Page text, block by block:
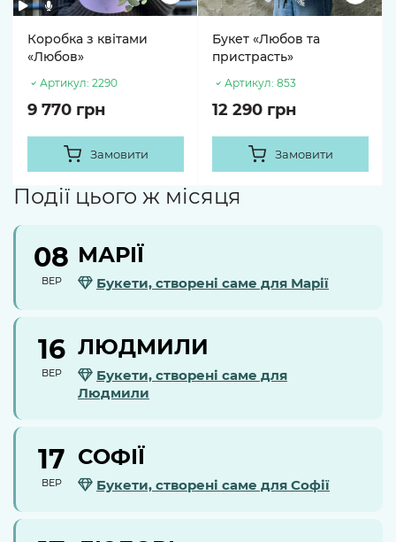
Коробка з квітами
«Любов»
Артикул: 2290
9 770 грн
Замовити
Букет «Любов та
пристрасть»
Артикул: 853
12 290 грн
Замовити
Події цього ж місяця
08
ВЕР
МАРІЇ
Букети, створені саме для Марії
16
ВЕР
ЛЮДМИЛИ
Букети, створені саме для
Людмили
17
ВЕР
СОФІЇ
Букети, створені саме для Софії